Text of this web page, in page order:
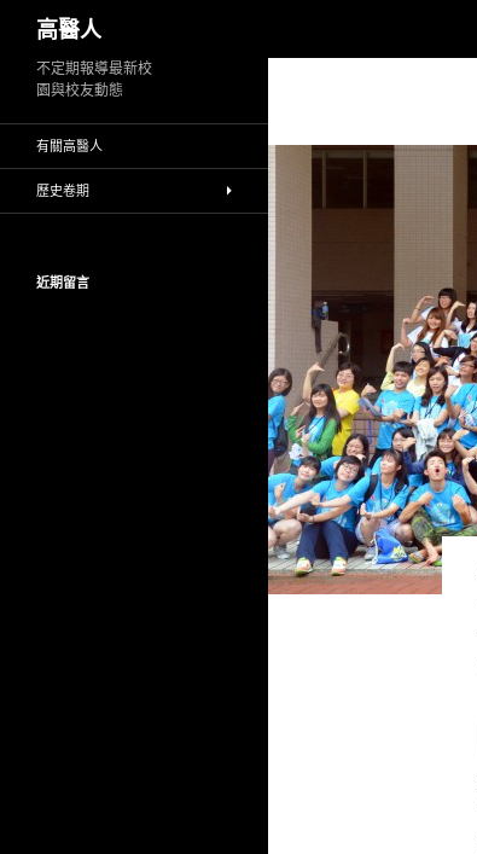
主
容
高醫人
不定期報導最新校
園與校友動態
有關高醫人
歷史卷期
近期留言